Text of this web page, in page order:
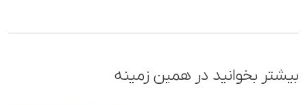
بیشتر بخوانید در همین زمینه